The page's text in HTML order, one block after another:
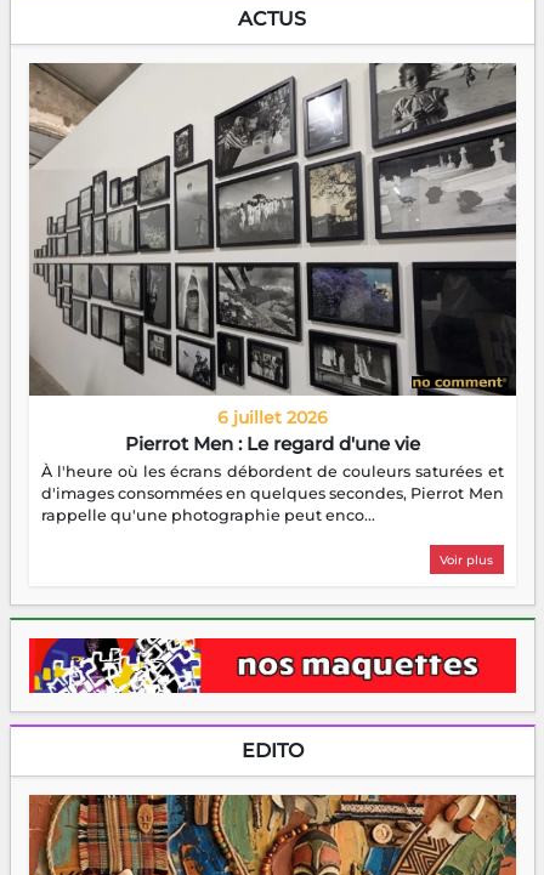
ACTUS
6 juillet 2026
Pierrot Men : Le regard d'une vie
À l'heure où les écrans débordent de couleurs saturées et
d'images consommées en quelques secondes, Pierrot Men
rappelle qu'une photographie peut enco...
Voir plus
EDITO